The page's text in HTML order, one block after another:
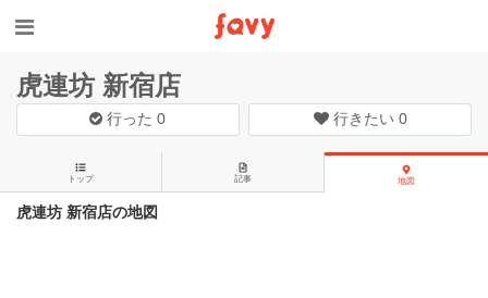
虎連坊 新宿店
行った0 行きたい 0
トップ 記事 地図
虎連坊 新宿店の地図